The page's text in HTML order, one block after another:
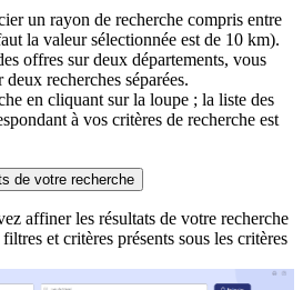
un rayon de recherche compris entre
la valeur sélectionnée est de 10 km).
offres sur deux départements, vous
recherches séparées.
en cliquant sur la loupe ; la liste des
à vos critères de recherche est
de votre recherche
affiner les résultats de votre recherche
et critères présents sous les critères